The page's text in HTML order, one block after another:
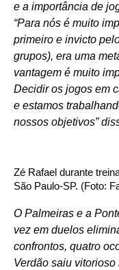
e a importância de
“Para nós é muito
primeiro e invicto
grupos), era uma
vantagem é muito
Decidir os jogos em
e estamos
nossos objetivos”
Zé Rafael durante
São Paulo-SP. (Foto:
O Palmeiras e a
vez em duelos
confrontos, quatro
Verdão saiu